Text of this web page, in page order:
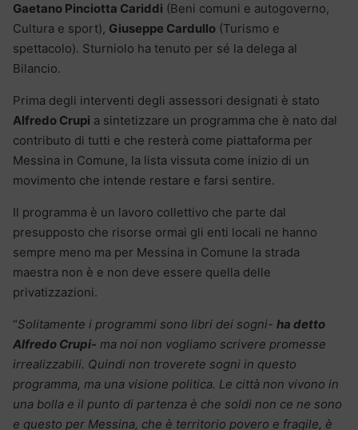
Gaetano Pinciotta Cariddi (Beni comuni e autogoverno,
Cultura e sport), Giuseppe Cardullo (Turismo e
spettacolo). Sturniolo ha tenuto per sé la delega al
Bilancio.
Prima degli interventi degli assessori designati è stato
Alfredo Crupi a sintetizzare un programma che è nato dal
contributo di tutti e che resterà come piattaforma per
Messina in Comune, la lista vissuta come inizio di un
movimento che intende restare e farsi sentire.
Il programma è un lavoro collettivo che parte dal
presupposto che risorse ormai gli enti locali ne hanno
sempre meno ma per Messina in Comune la strada
maestra non è e non deve essere quella delle
privatizzazioni.
“Solitamente i programmi sono libri dei sogni- ha detto
Alfredo Crupi- ma noi non vogliamo scrivere promesse
irrealizzabili. Quindi non troverete sogni in questo
programma, ma una visione politica. Le città non vivono in
una bolla e il punto di partenza è che soldi non ce ne sono
e questo per Messina, che è territorio povero e fragile, è